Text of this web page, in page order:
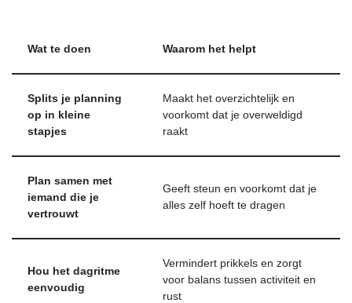
Wat te doen Waarom het helpt
Splits je planning
op in kleine
stapjes
Maakt het overzichtelijk en
voorkomt dat je overweldigd
raakt
Plan samen met
iemand die je
vertrouwt
Geeft steun en voorkomt dat je
alles zelf hoeft te dragen
Hou het dagritme
eenvoudig
Vermindert prikkels en zorgt
voor balans tussen activiteit en
rust